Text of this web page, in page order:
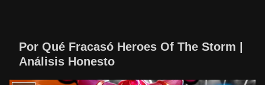
Por Qué Fracasó Heroes Of The Storm |
Análisis Honesto